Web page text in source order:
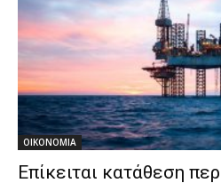
ΟΙΚΟΝΟΜΙΑ
Επίκειται κατάθεση